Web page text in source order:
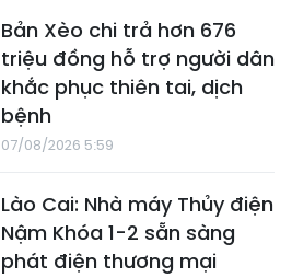
Bản Xèo chi trả hơn 676
triệu đồng hỗ trợ người dân
khắc phục thiên tai, dịch
bệnh
07/08/2026 5:59
Lào Cai: Nhà máy Thủy điện
Nậm Khóa 1-2 sẵn sàng
phát điện thương mại